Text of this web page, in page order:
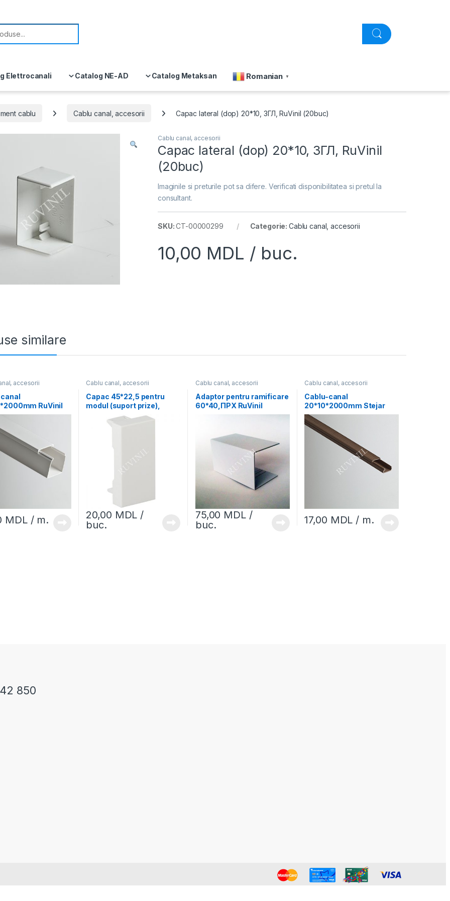
Elettrocanali Catalog NE-AD Catalog Metaksan Romanian ▼
cablu Cablu canal, accesorii Capac lateral (dop) 20*10, ЗГЛ, RuVinil (20buc)
Cablu canal, accesorii
Capac lateral (dop) 20*10, ЗГЛ, RuVinil
(20buc)
Imaginile si preturile pot sa difere. Verificati disponibilitatea si pretul la
consultant.
SKU:CT-00000299 Categorie: Cablu canal, accesorii
10,00 MDL / buc.
similare
accesorii
RuVinil
MDL/ m.
Cablu canal, accesorii
Capac 45*22,5 pentru
modul (suport prize),
RuVinil (20buc)
20,00 MDL /
buc.
Cablu canal, accesorii
Adaptor pentru ramificare
60*40,ПРХ RuVinil
75,00 MDL/
buc.
Cablu canal, accesorii
Cablu-canal
20*10*2000mm Stejar
inchis RuVinil (150m)
17,00 MDL / m.
850